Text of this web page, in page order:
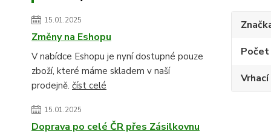
15.01.2025
Změny na Eshopu
V nabídce Eshopu je nyní dostupné pouze
zboží, které máme skladem v naší
prodejně. číst celé
15.01.2025
Doprava po celé ČR přes Zásilkovnu